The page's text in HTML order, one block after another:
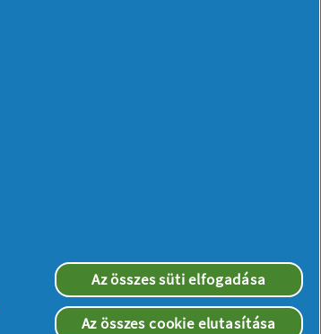
Az összes süti elfogadása
Az összes cookie elutasítása